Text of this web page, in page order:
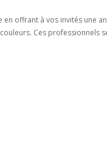
à vos invités une
Ces